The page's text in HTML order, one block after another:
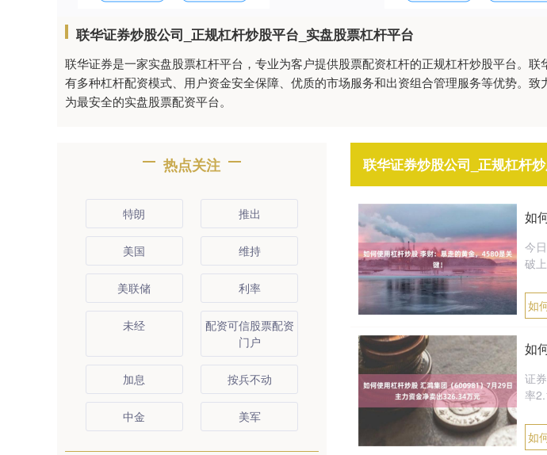
联华证券炒股公司_正规杠杆炒股平台_实盘股票杠杆平台
联华证券是一家实盘股票杠杆平台，专业为客户提供股票配资杠杆的正规杠杆炒股平台。
有多种杠杆配资模式、用户资金安全保障、优质的市场服务和出资组合管理服务等优势。
为最安全的实盘股票配资平台。
联华证券炒股公司_正规杠杆
如
今
破
如
如
证
率
如
热点关注
特朗 推出
美国 维持
美联储 利率
未经
配资可信股票配资
门户
加息 按兵不动
中金 美军